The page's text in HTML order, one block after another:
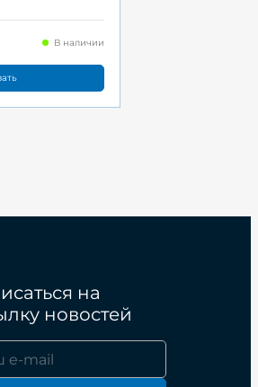
В наличии
на
новостей